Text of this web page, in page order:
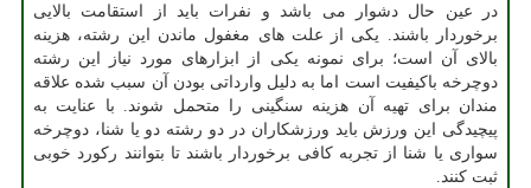
در عین حال دشوار می باشد و نفرات باید از استقامت بالایی
برخوردار باشند. یکی از علت های مغفول ماندن این رشته، هزینه
بالای آن است؛ برای نمونه یکی از ابزارهای مورد نیاز این رشته
دوچرخه باکیفیت است اما به دلیل وارداتی بودن آن سبب شده علاقه
مندان برای تهیه آن هزینه سنگینی را متحمل شوند. با عنایت به
پیچیدگی این ورزش باید ورزشکاران در دو رشته دو یا شنا، دوچرخه
سواری یا شنا از تجربه کافی برخوردار باشند تا بتوانند رکورد خوبی
ثبت کنند.